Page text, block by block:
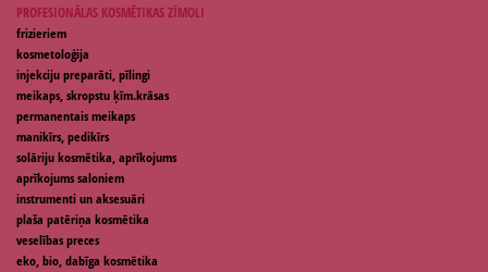
PROFESIONĀLAS KOSMĒTIKAS ZĪMOLI
frizieriem
kosmetoloģija
injekciju preparāti, pīlingi
meikaps, skropstu ķīm.krāsas
permanentais meikaps
manikīrs, pedikīrs
solāriju kosmētika, aprīkojums
aprīkojums saloniem
instrumenti un aksesuāri
plaša patēriņa kosmētika
veselības preces
eko, bio, dabīga kosmētika